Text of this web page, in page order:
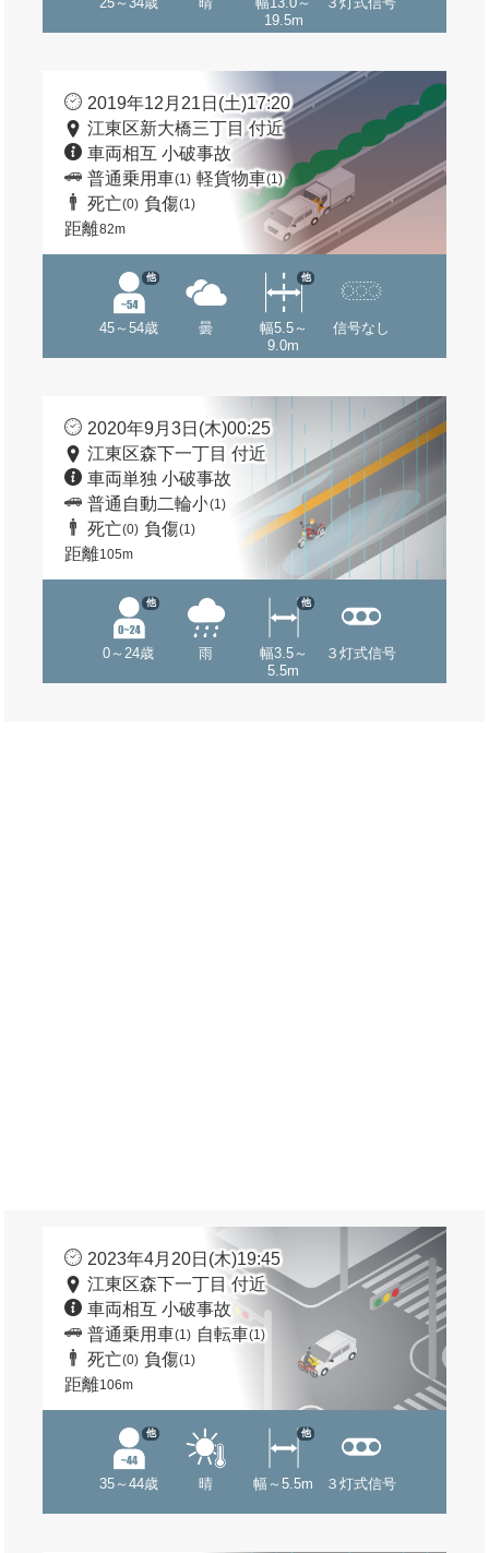
19.5m
2019年12月21日(土)17:20
江東区新大橋三丁目 付近
車両相互 小破事故
普通乗用車(1) 軽貨物車(1)
死亡(0) 負傷(1)
距離82m
45～54歳
他
曇
幅5.5～
9.0m
他
信号なし
2020年9月3日(木)00:25
江東区森下一丁目 付近
車両単独 小破事故
普通自動二輪小(1)
死亡(0) 負傷(1)
距離105m
0～24歳
他
雨
幅3.5～
5.5m
他
３灯式信号
2023年4月20日(木)19:45
江東区森下一丁目 付近
車両相互 小破事故
普通乗用車(1) 自転車(1)
死亡(0) 負傷(1)
距離106m
35～44歳
他
晴 幅～5.5m
他
３灯式信号